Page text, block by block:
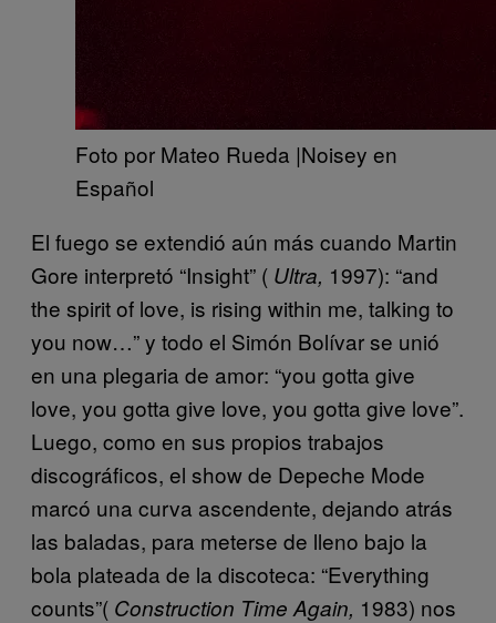
Foto por Mateo Rueda |Noisey en
Español
El fuego se extendió aún más cuando Martin
Gore interpretó “Insight” ( Ultra, 1997): “and
the spirit of love, is rising within me, talking to
you now…” y todo el Simón Bolívar se unió
en una plegaria de amor: “you gotta give
love, you gotta give love, you gotta give love”.
Luego, como en sus propios trabajos
discográficos, el show de Depeche Mode
marcó una curva ascendente, dejando atrás
las baladas, para meterse de lleno bajo la
bola plateada de la discoteca: “Everything
counts”( Construction Time Again, 1983) nos